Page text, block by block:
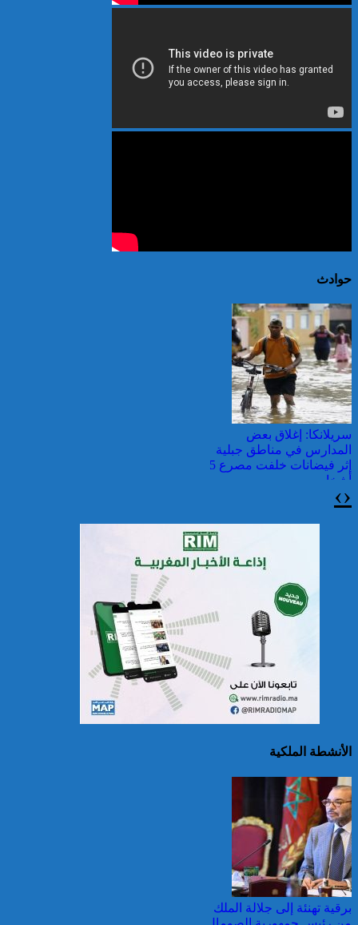
حوادث
سريلانكا: إغلاق بعض
المدارس في مناطق جبلية
إثر فيضانات خلفت مصرع 5
أشخاص
الصين تصدر إنذارين
لمواجهة العواصف المطيرة
وطقس شديد الحمل
اليونان: فرق الإطفاء تواصل
مكافحة حريق في شمال
غرب أثينا
‹
›
الأنشطة الملكية
برقية تهنئة إلى جلالة الملك